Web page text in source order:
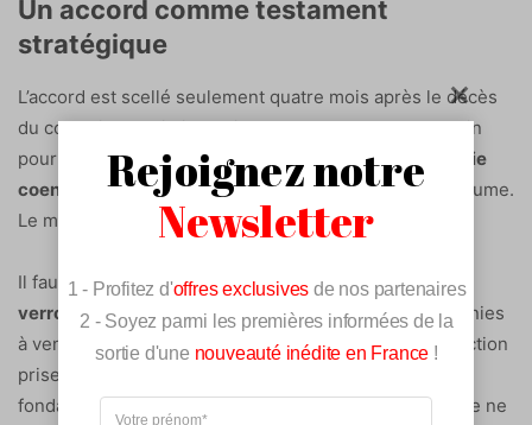
Un accord comme testament
stratégique
L’accord est scellé seulement quatre mois après le décès
du couturier, un timing qui n’est absolument pas anodin
pour les observateurs. Cette
nouvelle armani hôtellerie
coentrepriseapparaît comme un acte fondateur posthume.
Le message envoyé au marché est immédiat.
Il faut analyser cet accord comme unvéritable
verrouillage stratégique de l’héritagepour les décennies
à venir. La durée initiale de 20 ans garantit que la direction
prise dans l’hôtellerie restera fidèle aux principes du
fondateur sur le long terme. Aucun dérapage artistique ne
Rejoignez notre
Newsletter
1 - Profitez d'offres exclusives de nos partenaires
2 - Soyez parmi les premières informées de la
sortie d'une nouveauté inédite en France !